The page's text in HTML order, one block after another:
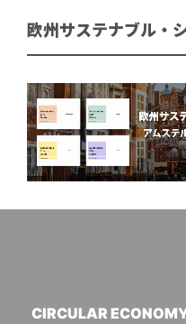
欧州サステナブル・
CIRCULAR